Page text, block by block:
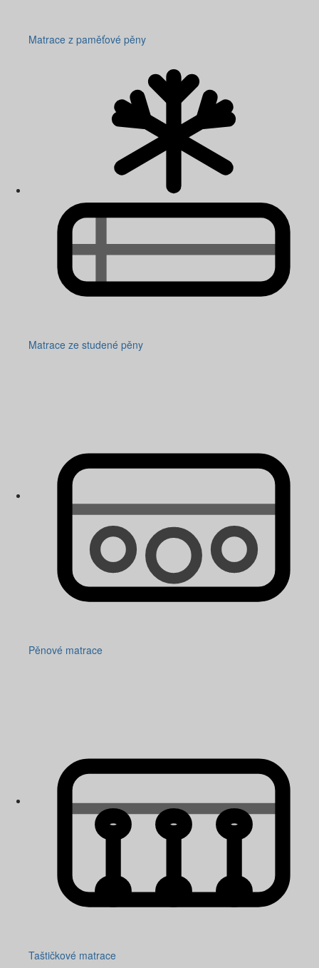
Matrace z paměťové pěny
Matrace ze studené pěny
Pěnové matrace
Taštičkové matrace